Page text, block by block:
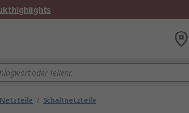
Netzteile / Schaltnetzteile